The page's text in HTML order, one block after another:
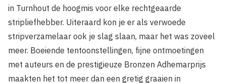
in Turnhout de hoogmis voor elke rechtgeaarde
stripliefhebber. Uiteraard kon je er als verwoede
stripverzamelaar ook je slag slaan, maar het was zoveel
meer. Boeiende tentoonstellingen, fijne ontmoetingen
met auteurs en de prestigieuze Bronzen Adhemarprijs
maakten het tot meer dan een gretig graaien in